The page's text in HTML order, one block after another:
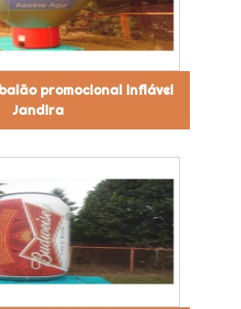
promocional inflável
Jandira